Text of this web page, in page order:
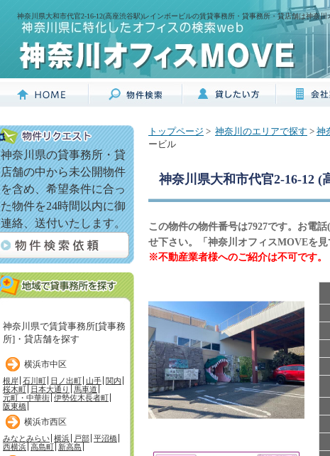
神奈川県大和市代官2-16-12(高座渋谷駅)レインボービルの賃貸事務所・貸事務所・貸店舗は神奈川
神奈川県の貸事務所・貸
店舗の中から未公開物件
を含め、希望条件に合っ
た物件を24時間以内に御
連絡、送付いたします。
神奈川県で賃貸事務所[貸事務
所]・貸店舗を探す
横浜市中区
根岸 石川町 日ノ出町 山手 関内
桜木町 日本大通り
馬車道
元町・中華街 伊勢佐木長者町
阪東橋
横浜市西区
みなとみらい 横浜 戸部 平沼橋
西横浜 高島町 新高島
トップページ > 神奈川のエリアで探す > 神
ービル
神奈川県大和市代官2-16-12 (
この物件の物件番号は7927です。お電話(
せ下さい。「神奈川オフィスMOVEを
※不動産業者様へのご紹介は不可です。